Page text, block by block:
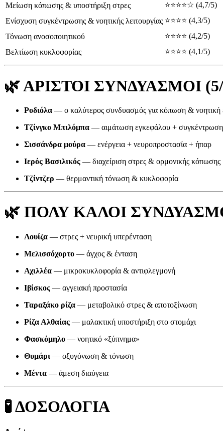
Μείωση κόπωσης & υποστήριξη στρες
⭐⭐⭐⭐☆ (4,7/5)
Ενίσχυση συγκέντρωσης & νοητικής λειτουργίας ⭐⭐⭐⭐ (4,3/5)
Τόνωση ανοσοποιητικού
⭐⭐⭐⭐ (4,2/5)
Βελτίωση κυκλοφορίας
⭐⭐⭐⭐ (4,1/5)
🌿ΑΡΙΣΤΟΙ ΣΥΝΔΥΑΣΜΟΙ
Ροδιόλα — ο καλύτερος συνδυασμός για κόπωση & νοητική
Τζίνγκο Μπιλόμπα — αιμάτωση εγκεφάλου + συγκέντρωση
Σισσάνδρα μούρα — ενέργεια + νευροπροστασία + ήπαρ
Ιερός Βασιλικός — διαχείριση στρες & ορμονικής κόπωσης
Τζίντζερ — θερμαντική τόνωση & κυκλοφορία
🌿 ΠΟΛΥ ΚΑΛΟΙ
Λουίζα — στρες + νευρική υπερένταση
Μελισσόχορτο — άγχος & ένταση
Αχιλλέα — μικροκυκλοφορία & αντιφλεγμονή
Ιβίσκος — αγγειακή προστασία
Ταραξάκο ρίζα — μεταβολικό στρες & αποτοξίνωση
Ρίζα Αλθαίας — μαλακτική υποστήριξη στο στομάχι
Φασκόμηλο — νοητικό «ξύπνημα»
Θυμάρι — οξυγόνωση & τόνωση
Μέντα — άμεση διαύγεια
🧪ΔΟΣΟΛΟΓΙΑ